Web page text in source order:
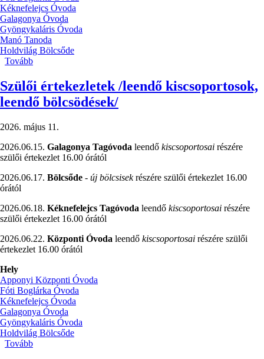
Kéknefelejcs Óvoda
Galagonya Óvoda
Gyöngykaláris Óvoda
Manó Tanoda
Holdvilág Bölcsőde
Tovább
munkanapok)
Szülői értekezletek /leendő kiscsoportosok,
leendő bölcsödések/
2026. május 11.
2026.06.15. Galagonya Tagóvoda leendő kiscsoportosai részére
szülői értekezlet 16.00 órától
2026.06.17. Bölcsőde - új bölcsisekrészére szülői értekezlet 16.00
órától
2026.06.18. Kéknefelejcs Tagóvoda leendő kiscsoportosai részére
szülői értekezlet 16.00 órától
2026.06.22. Központi Óvoda leendő kiscsoportosai részére szülői
értekezlet 16.00 órától
Hely
Apponyi Központi Óvoda
Fóti Boglárka Óvoda
Kéknefelejcs Óvoda
Galagonya Óvoda
Gyöngykaláris Óvoda
Holdvilág Bölcsőde
Tovább